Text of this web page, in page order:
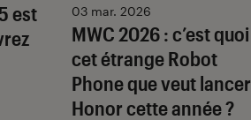
est
MWC 2026 : c’est quoi
cet étrange Robot
Phone que veut lancer
Honor cette année ?
03 mar. 2026